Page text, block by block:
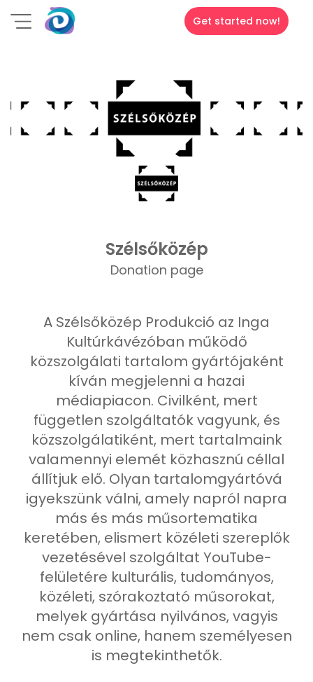
Get started now!
Szélsőközép
Donation page
A Szélsőközép Produkció az Inga
Kultúrkávézóban működő
közszolgálati tartalom gyártójaként
kíván megjelenni a hazai
médiapiacon. Civilként, mert
független szolgáltatók vagyunk, és
közszolgálatiként, mert tartalmaink
valamennyi elemét közhasznú céllal
állítjuk elő. Olyan tartalomgyártóvá
igyekszünk válni, amely napról napra
más és más műsortematika
keretében, elismert közéleti szereplők
vezetésével szolgáltat YouTube-
felületére kulturális, tudományos,
közéleti, szórakoztató műsorokat,
melyek gyártása nyilvános, vagyis
nem csak online, hanem személyesen
is megtekinthetők.